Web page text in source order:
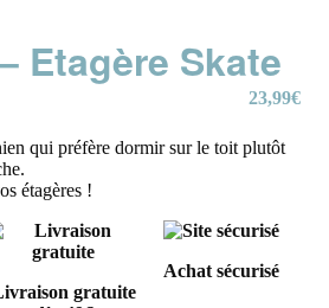
Etagère Skate
23,99€
qui préfère dormir sur le toit plutôt
étagères !
gratuite
Achat sécurisé